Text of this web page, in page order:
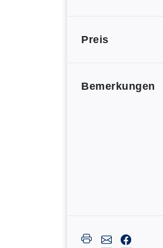
Preis
Bemerkungen